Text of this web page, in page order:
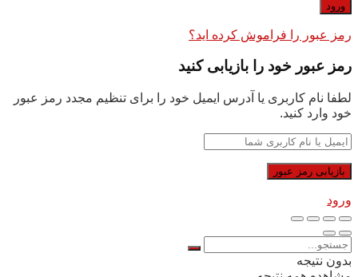
رمز عبور را فراموش کرده اید؟
رمز عبور خود را بازیابی کنید
لطفا نام کاربری یا آدرس ایمیل خود را برای تنظیم مجدد رمز عبور
خود وارد کنید.
ورود
بدون نتیجه